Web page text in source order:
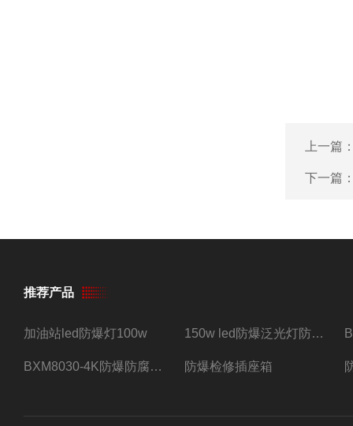
上一篇
下一篇
推荐产品
加油站led防爆灯100w 150w led防爆泛光灯防水防尘防爆三防灯
BXM8030-4K防爆防腐照明配电箱四路带总开关 防爆检修插座箱